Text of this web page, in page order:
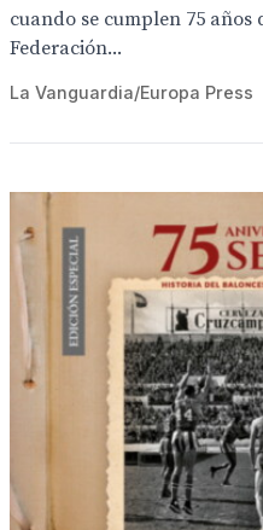
cuando se cumplen 75
Federación...
La Vanguardia/Europa Press